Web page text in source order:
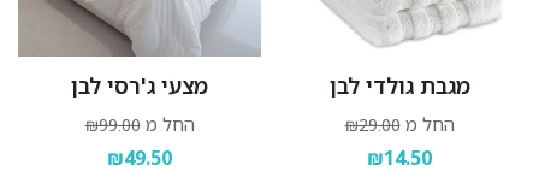
מגבת גולדי לבן
החל מ ₪29.00
₪14.50
מצעי ג'רסי לבן
החל מ ₪99.00
₪49.50